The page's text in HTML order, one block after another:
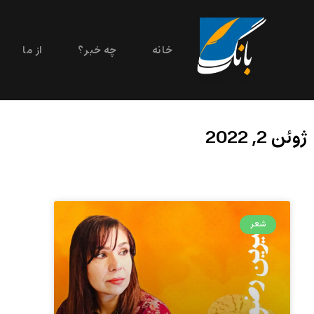
خانه چه خبر؟ از ما
ژوئن 2, 2022
شعر